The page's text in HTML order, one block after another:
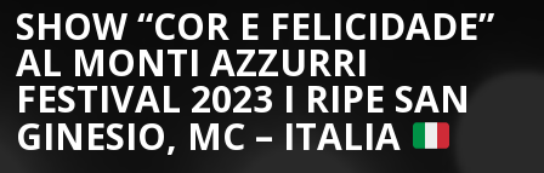
SHOW “COR E FELICIDADE”
AL MONTI AZZURRI
FESTIVAL 2023 I RIPE SAN
GINESIO, MC – ITALIA